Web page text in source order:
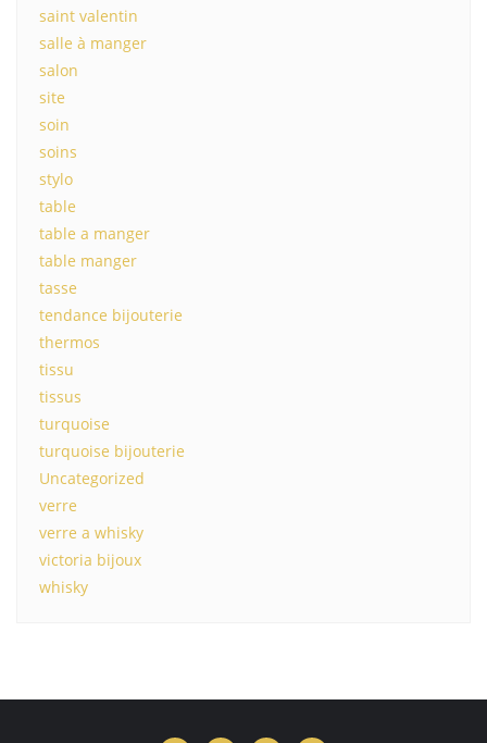
saint valentin
salle à manger
salon
site
soin
soins
stylo
table
table a manger
table manger
tasse
tendance bijouterie
thermos
tissu
tissus
turquoise
turquoise bijouterie
Uncategorized
verre
verre a whisky
victoria bijoux
whisky